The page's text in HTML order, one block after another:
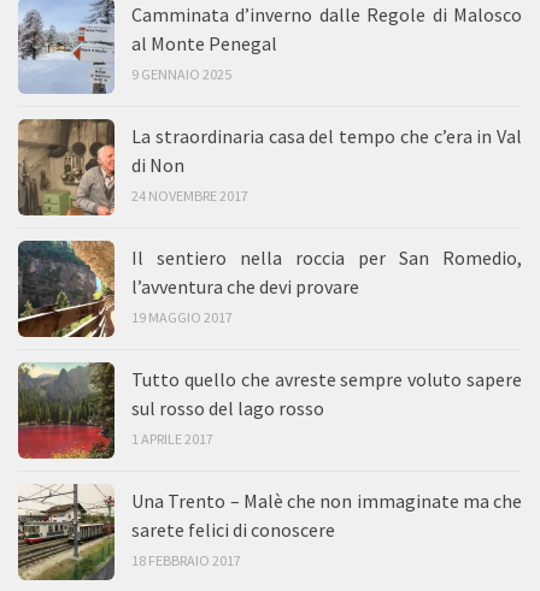
Camminata d’inverno dalle Regole di Malosco
al Monte Penegal
9 GENNAIO 2025
La straordinaria casa del tempo che c’era in Val
di Non
24 NOVEMBRE 2017
Il sentiero nella roccia per San Romedio,
l’avventura che devi provare
19 MAGGIO 2017
Tutto quello che avreste sempre voluto sapere
sul rosso del lago rosso
1 APRILE 2017
Una Trento – Malè che non immaginate ma che
sarete felici di conoscere
18 FEBBRAIO 2017